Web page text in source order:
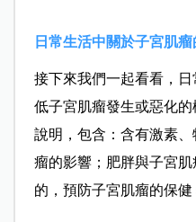
日常生活中關於子宮肌
接下來我們一起看看，
低子宮肌瘤發生或惡化
說明，包含：含有激素
瘤的影響；肥胖與子宮
的，預防子宮肌瘤的保健